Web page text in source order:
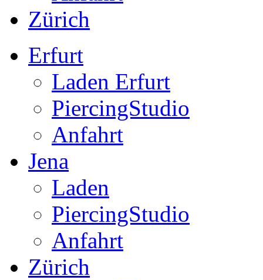
Zürich
Erfurt
Laden Erfurt
PiercingStudio
Anfahrt
Jena
Laden
PiercingStudio
Anfahrt
Zürich